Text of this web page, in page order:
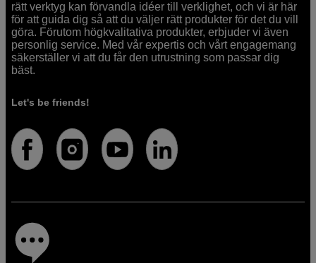
rätt verktyg kan förvandla idéer till verklighet, och vi är här
för att guida dig så att du väljer rätt produkter för det du vill
göra. Förutom högkvalitativa produkter, erbjuder vi även
personlig service. Med vår expertis och vårt engagemang
säkerställer vi att du får den utrustning som passar dig
bäst.
Let's be friends!